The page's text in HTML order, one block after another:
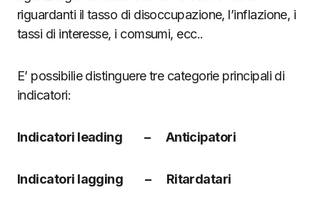
riguardanti il tasso di disoccupazione, l’inflazione, i
tassi di interesse, i comsumi, ecc..
E’ possibilie distinguere tre categorie principali di
indicatori:
Indicatori leading – Anticipatori
Indicatori lagging – Ritardatari